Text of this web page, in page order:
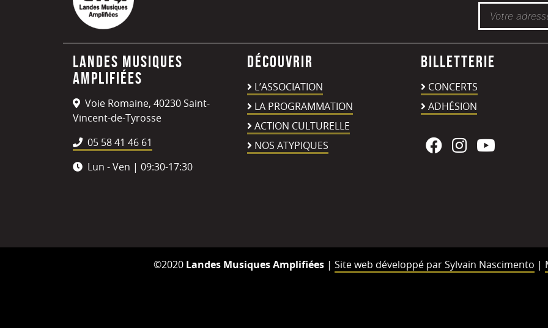
Landes Musiques
Amplifiées
Voie Romaine, 40230 Saint-
Vincent-de-Tyrosse
05 58 41 46 61
Lun - Ven | 09:30-17:30
Découvrir
L’ASSOCIATION
LA PROGRAMMATION
ACTION CULTURELLE
NOS ATYPIQUES
Billetterie
CONCERTS
ADHÉSION
©2020 Landes Musiques Amplifiées| Site web développé par Sylvain Nascimento |